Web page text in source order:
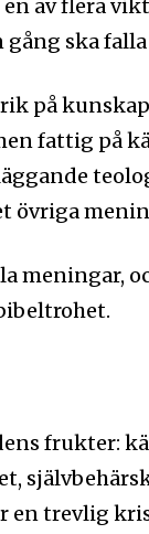
det
respekterar din
din inkorg.
av flera
ska
på
fattig på
övriga
meningar,
frukter:
trevlig